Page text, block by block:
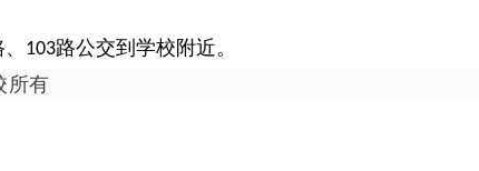
103路公交到学校附近。
所有